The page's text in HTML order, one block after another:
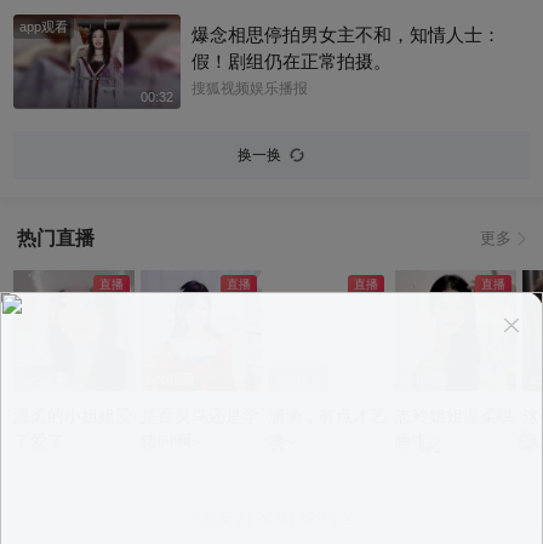
app观看
00:32
爆念相思停拍男女主不和，知情人士：
假！剧组仍在正常拍摄。
搜狐视频娱乐播报
换一换
热门直播 更多